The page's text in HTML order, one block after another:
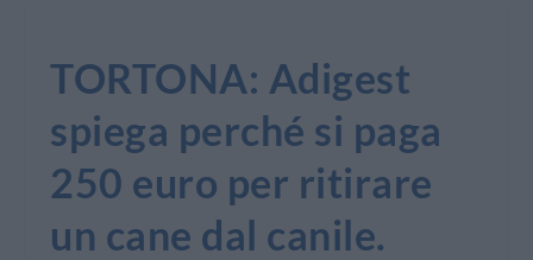
TORTONA: Adigest
spiega perché si paga
250 euro per ritirare
un cane dal canile.